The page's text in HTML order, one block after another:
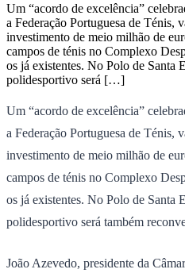
Um “acordo de excelência”
a Federação Portuguesa de Ténis,
investimento de meio milhão de
campos de ténis no Complexo
os já existentes. No Polo de Santa
polidesportivo será […]
Um “acordo de excelência”
a Federação Portuguesa de Ténis,
investimento de meio milhão de
campos de ténis no Complexo
os já existentes. No Polo de Santa
polidesportivo será também
João Azevedo, presidente da